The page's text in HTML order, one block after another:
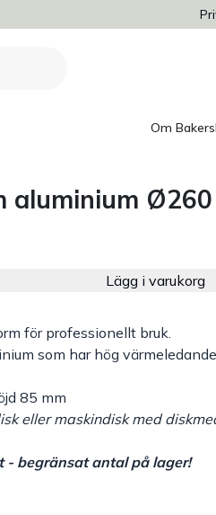
Trygg och
Om Bakers
aluminium
Lägg i varukorg
för professionellt bruk.
som har hög
85 mm
eller maskindisk med
- begränsat antal på lager!